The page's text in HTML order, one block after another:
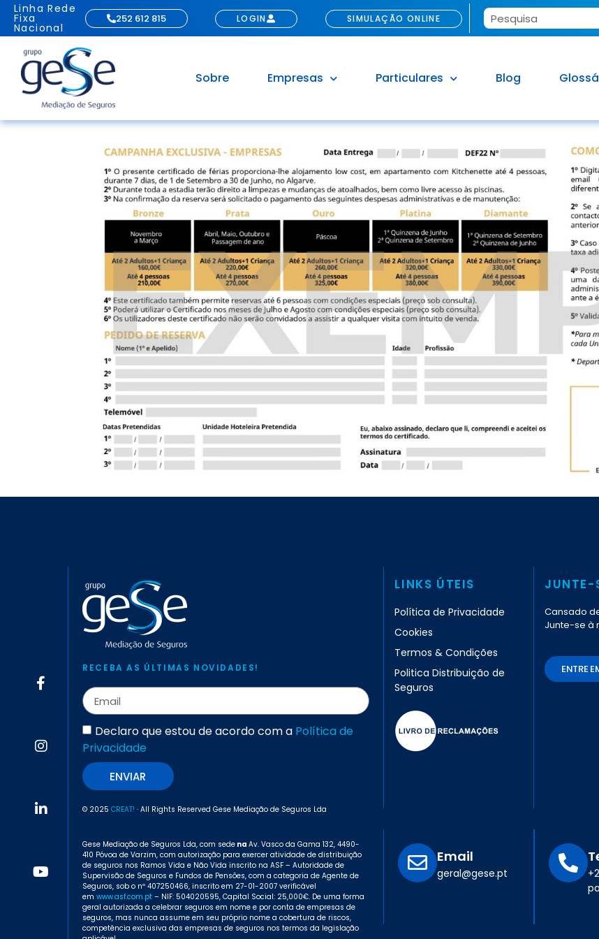
Linha Rede
Fixa
Nacional
252 612 815 LOGIN SIMULAÇÃO ONLINE
Sobre Empresas Particulares Blog
RECEBA AS ÚLTIMAS NOVIDADES!
Declaro que estou de acordo com a Política de
Privacidade
ENVIAR
© 2025CREAT!· All Rights Reserved Gese Mediação de Seguros Lda
Gese Mediação de Seguros Lda, com sede naAv. Vasco da Gama 132, 4490-
410 Póvoa de Varzim, com autorização para exercer atividade de distribuição
de seguros nos Ramos Vida e Não Vida inscrito na ASF – Autoridade de
Supervisão de Seguros e Fundos de Pensões, com a categoria de Agente de
Seguros, sob o nº 407250466, inscrito em 27-01-2007 verificável
emwww.asf.com.pt – NIF: 504020595, Capital Social: 25,000€. De uma forma
geral autorizada a celebrar seguros em nome e por conta de empresas de
seguros, mas nunca assume em seu próprio nome a cobertura de riscos,
competência exclusiva das empresas de seguros nos termos da legislação
LINKS ÚTEIS
Política de Privacidade
Cookies
Termos & Condições
Politica Distribuição de
Seguros
JUNTE-
Cansado
Junte-se à
ENTRE
Email
geral@gese.pt